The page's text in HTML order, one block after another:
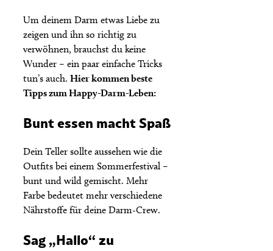
Um deinem Darm etwas Liebe zu
zeigen und ihn so richtig zu
verwöhnen, brauchst du keine
Wunder – ein paar einfache Tricks
tun’s auch. Hier kommen beste
Tipps zum Happy-Darm-Leben:
Bunt essen macht Spaß
Dein Teller sollte aussehen wie die
Outfits bei einem Sommerfestival –
bunt und wild gemischt. Mehr
Farbe bedeutet mehr verschiedene
Nährstoffe für deine Darm-Crew.
Sag „Hallo“ zu